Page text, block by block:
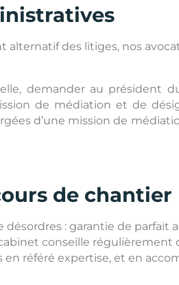
des litiges, nos
demander au président
de médiation et de
d’une mission de
de chantier
désordres : garantie de parfait
conseille
référé expertise, et en